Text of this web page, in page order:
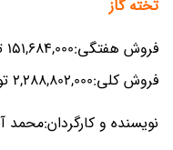
تخته گاز
فروش هفتگی:151,684,000 تومان
فروش کلی:2,288,802,000 تومان
نویسنده و کارگردان:محمد